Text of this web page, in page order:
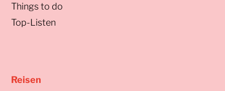
Things to do
Top-Listen
Reisen